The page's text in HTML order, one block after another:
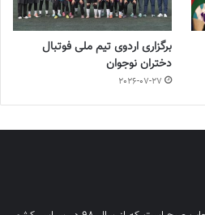
برگزاری اردوی تیم ملی فوتبال
دختران نوجوان
2026-07-27